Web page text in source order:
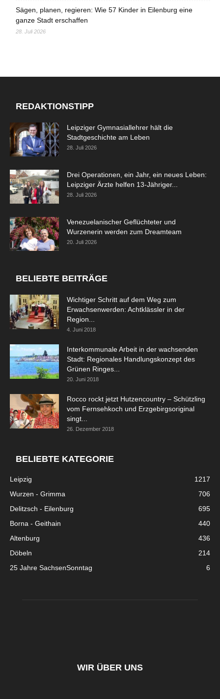
Sägen, planen, regieren: Wie 57 Kinder in Eilenburg eine
ganze Stadt erschaffen
28. Juli 2026
REDAKTIONSTIPP
Leipziger Gymnasiallehrer hält die
Stadtgeschichte am Leben
28. Juli 2026
Drei Operationen, ein Jahr, ein neues Leben:
Leipziger Ärzte helfen 13-Jähriger...
28. Juli 2026
Venezuelanischer Geflüchteter und
Wurzenerin werden zum Dreamteam
20. Juli 2026
BELIEBTE BEITRÄGE
Wichtiger Schritt auf dem Weg zum
Erwachsenwerden: Achtklässler in der
Region...
4. Juni 2018
Interkommunale Arbeit in der wachsenden
Stadt: Regionales Handlungskonzept des
Grünen Ringes...
20. Juni 2018
Rocco rockt jetzt Hutzencountry – Schützling
vom Fernsehkoch und Erzgebirgsoriginal
singt...
26. Dezember 2018
BELIEBTE KATEGORIE
Leipzig
1217
Wurzen - Grimma
706
Delitzsch - Eilenburg
695
Borna - Geithain
440
Altenburg
436
Döbeln
214
25 Jahre SachsenSonntag
6
WIR ÜBER UNS